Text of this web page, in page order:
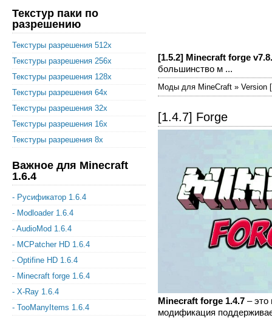
Текстур паки по
разрешению
Текстуры разрешения 512x
Текстуры разрешения 256x
Текстуры разрешения 128x
Текстуры разрешения 64x
Текстуры разрешения 32x
Текстуры разрешения 16x
Текстуры разрешения 8x
Важное для Minecraft
1.6.4
- Русификатор 1.6.4
- Modloader 1.6.4
- AudioMod 1.6.4
- MCPatcher HD 1.6.4
- Optifine HD 1.6.4
- Minecraft forge 1.6.4
- X-Ray 1.6.4
- TooManyItems 1.6.4
[1.5.2] Minecraft forge
большинство м ...
Моды для MineCraft » Version
[1.4.7] Forge
Minecraft forge 1.4.7 – это
модификация